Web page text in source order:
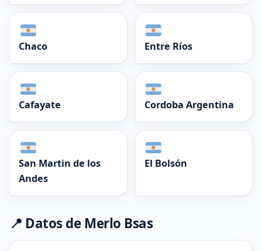
Chaco Entre Ríos
Cafayate Cordoba Argentina
San Martin de los
Andes
El Bolsón
📍 Datos de Merlo Bsas